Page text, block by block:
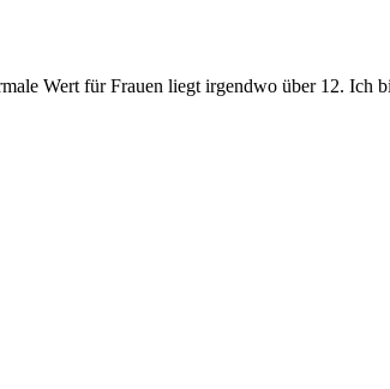
Wert für Frauen liegt irgendwo über 12.